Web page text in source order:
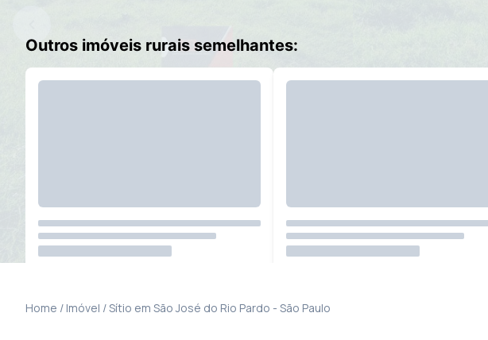
Outros imóveis rurais semelhantes:
Home / Imóvel /Sítio em São José do Rio Pardo - São Paulo